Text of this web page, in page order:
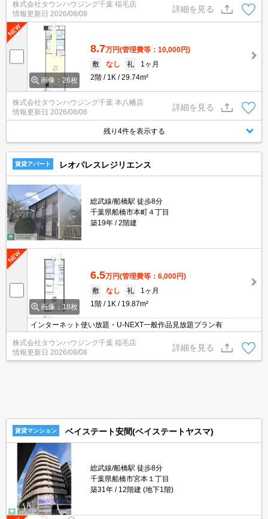
ご対応可能です。
株式会社タウンハウジング千葉 稲毛店
情報更新日 2026/08/08
詳細を見る
画像：26枚
8.7万円(管理費等：10,000円)
敷
なし 礼
1ヶ月
2階
1K 29.74m²
株式会社タウンハウジング千葉 本八幡店
情報更新日 2026/08/08
詳細を見る
残り4件を表示する
賃貸アパート レオパレスレジリエンス
総武線/船橋駅 徒歩8分
千葉県船橋市本町４丁目
築19年
2階建
画像：18枚
6.5万円(管理費等：6,000円)
敷
なし 礼
1ヶ月
1階
1K 19.87m²
インターネット使い放題・U-NEXT一般作品見放題プラン有
株式会社タウンハウジング千葉 稲毛店
情報更新日 2026/08/08
詳細を見る
賃貸マンション ベイステート安間(ベイステートヤスマ)
総武線/船橋駅 徒歩8分
千葉県船橋市宮本１丁目
築31年
12階建 (地下1階)